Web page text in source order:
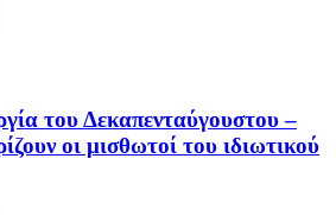
του Δεκαπενταύγουστου –
οι μισθωτοί του ιδιωτικού